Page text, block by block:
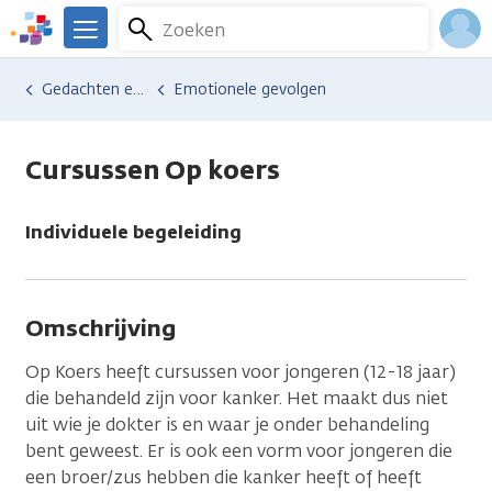
Overslaan
en
naar
We
er
Kanker.nl
Zoeken
Menu
Hulp en ondersteuning
Vind hulp bij kanker
Gedachten en emoties Emotionele gevolgen
Cursussen Op koers
Individuele begeleiding
Omschrijving
Op Koers heeft cursussen voor jongeren (12-18 jaar)
die behandeld zijn voor kanker. Het maakt dus niet
uit wie je dokter is en waar je onder behandeling
bent geweest. Er is ook een vorm voor jongeren die
een broer/zus hebben die kanker heeft of heeft